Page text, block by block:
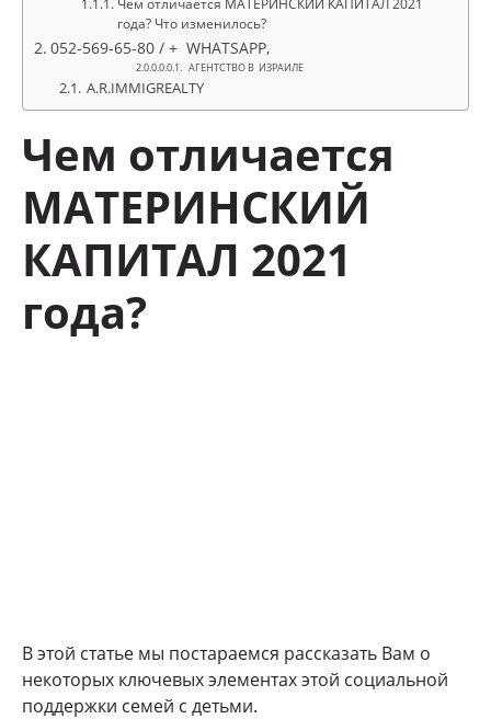
Чем отличается МАТЕРИНСКИЙ КАПИТАЛ 2021
года? Что изменилось?
052-569-65-80 / + WHATSAPP,
АГЕНТСТВО В ИЗРАИЛЕ
A.R.IMMIGREALTY
Чем отличается
МАТЕРИНСКИЙ
КАПИТАЛ 2021
года?
В этой статье мы постараемся рассказать Вам о
некоторых ключевых элементах этой социальной
поддержки семей с детьми.